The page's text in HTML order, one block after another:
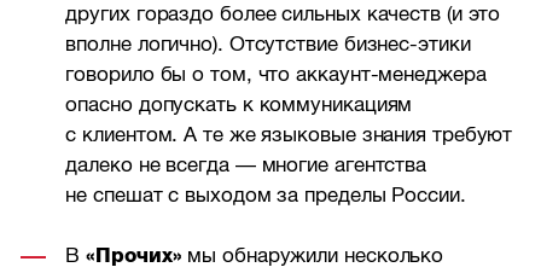
других гораздо более сильных качеств (и это
вполне логично). Отсутствие бизнес-этики
говорило бы о том, что аккаунт-менеджера
опасно допускать к коммуникациям
с клиентом. А те же языковые знания требуют
далеко не всегда — многие агентства
не спешат с выходом за пределы России.
В«Прочих» мы обнаружили несколько